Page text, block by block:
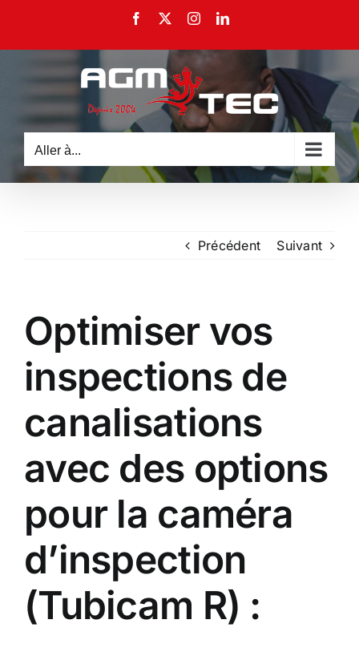
contenu
Facebook InstagramLinkedIn
Aller à...
Précédent Suivant
Optimiser vos
inspections de
canalisations
avec des options
pour la caméra
d’inspection
(Tubicam R) :